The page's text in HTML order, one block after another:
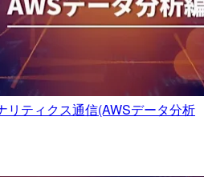
リティクス通信(AWSデータ分析